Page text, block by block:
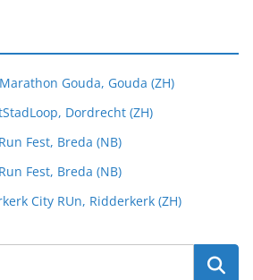
Gouda, Gouda (ZH)
Dordrecht (ZH)
Fest, Breda (NB)
Fest, Breda (NB)
City RUn, Ridderkerk (ZH)